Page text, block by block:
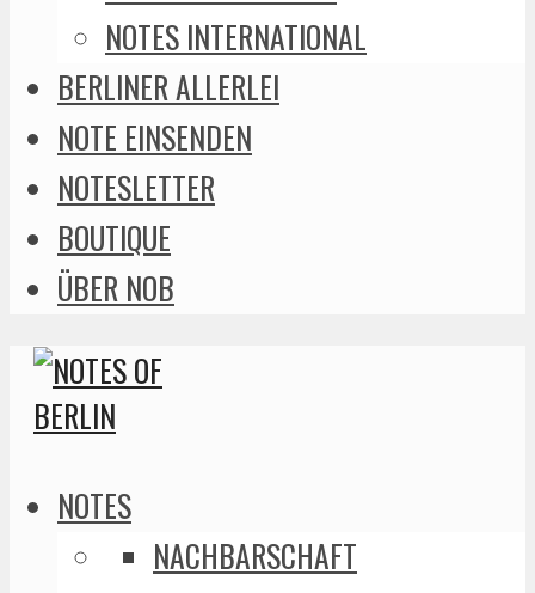
NOTES INTERNATIONAL
BERLINER ALLERLEI
NOTE EINSENDEN
NOTESLETTER
BOUTIQUE
ÜBER NOB
NOTES
NACHBARSCHAFT